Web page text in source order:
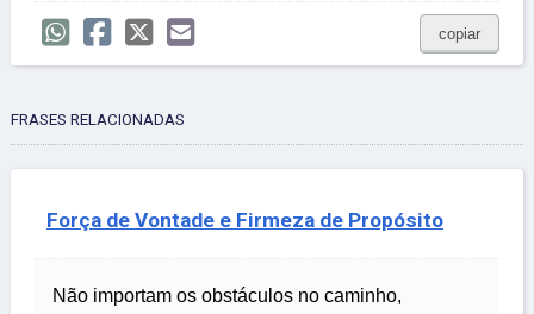
copiar
FRASES RELACIONADAS
Força de Vontade e Firmeza de Propósito
Não importam os obstáculos no caminho,